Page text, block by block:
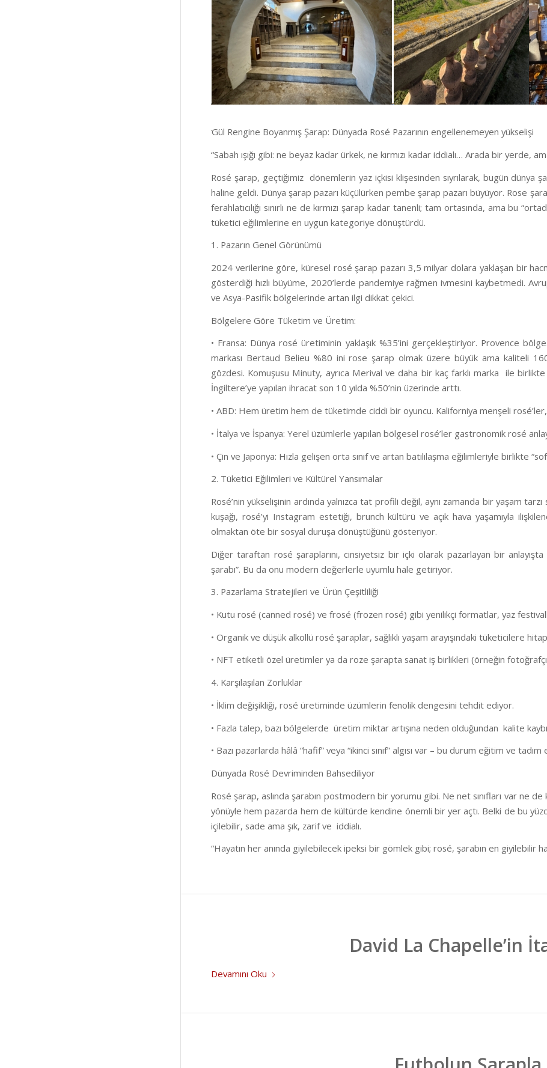
Gül Rengine Boyanmış Şarap: Dünyada Rosé Pazarının engellenemeyen yükselişi
“Sabah ışığı gibi: ne beyaz kadar ürkek, ne kırmızı kadar iddialı… Arada bir yerde,
Rosé şarap, geçtiğimiz dönemlerin yaz içkisi klişesinden sıyrılarak, bugün dünya
haline geldi. Dünya şarap pazarı küçülürken pembe şarap pazarı büyüyor. Rose
ferahlatıcılığı sınırlı ne de kırmızı şarap kadar tanenli; tam ortasında, ama bu
tüketici eğilimlerine en uygun kategoriye dönüştürdü.
1. Pazarın Genel Görünümü
2024 verilerine göre, küresel rosé şarap pazarı 3,5 milyar dolara yaklaşan bir
gösterdiği hızlı büyüme, 2020’lerde pandemiye rağmen ivmesini kaybetmedi.
ve Asya-Pasifik bölgelerinde artan ilgi dikkat çekici.
Bölgelere Göre Tüketim ve Üretim:
• Fransa: Dünya rosé üretiminin yaklaşık %35’ini gerçekleştiriyor. Provence
markası Bertaud Belieu %80 ini rose şarap olmak üzere büyük ama kaliteli
gözdesi. Komuşusu Minuty, ayrıca Merival ve daha bir kaç farklı marka ile birlikte
İngiltere’ye yapılan ihracat son 10 yılda %50’nin üzerinde arttı.
• ABD: Hem üretim hem de tüketimde ciddi bir oyuncu. Kaliforniya menşeli
• İtalya ve İspanya: Yerel üzümlerle yapılan bölgesel rosé’ler gastronomik rosé
• Çin ve Japonya: Hızla gelişen orta sınıf ve artan batılılaşma eğilimleriyle birlikte
2. Tüketici Eğilimleri ve Kültürel Yansımalar
Rosé’nin yükselişinin ardında yalnızca tat profili değil, aynı zamanda bir yaşam
kuşağı, rosé’yi Instagram estetiği, brunch kültürü ve açık hava yaşamıyla
olmaktan öte bir sosyal duruşa dönüştüğünü gösteriyor.
Diğer taraftan rosé şaraplarını, cinsiyetsiz bir içki olarak pazarlayan bir
şarabı”. Bu da onu modern değerlerle uyumlu hale getiriyor.
3. Pazarlama Stratejileri ve Ürün Çeşitliliği
• Kutu rosé (canned rosé) ve frosé (frozen rosé) gibi yenilikçi formatlar, yaz
• Organik ve düşük alkollü rosé şaraplar, sağlıklı yaşam arayışındaki tüketicilere
• NFT etiketli özel üretimler ya da roze şarapta sanat iş birlikleri (örneğin fotoğrafçı
4. Karşılaşılan Zorluklar
• İklim değişikliği, rosé üretiminde üzümlerin fenolik dengesini tehdit ediyor.
• Fazla talep, bazı bölgelerde üretim miktar artışına neden olduğundan kalite
• Bazı pazarlarda hâlâ “hafif” veya “ikinci sınıf” algısı var – bu durum eğitim ve tadım
Dünyada Rosé Devriminden Bahsediliyor
Rosé şarap, aslında şarabın postmodern bir yorumu gibi. Ne net sınıfları var ne
yönüyle hem pazarda hem de kültürde kendine önemli bir yer açtı. Belki de bu
içilebilir, sade ama şık, zarif ve iddialı.
“Hayatın her anında giyilebilecek ipeksi bir gömlek gibi; rosé, şarabın en giyilebilir
David La Chapelle’in
Devamını Oku